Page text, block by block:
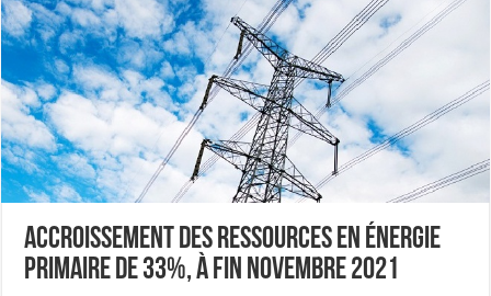
Accroissement des ressources en énergie
primaire de 33%, à fin novembre 2021